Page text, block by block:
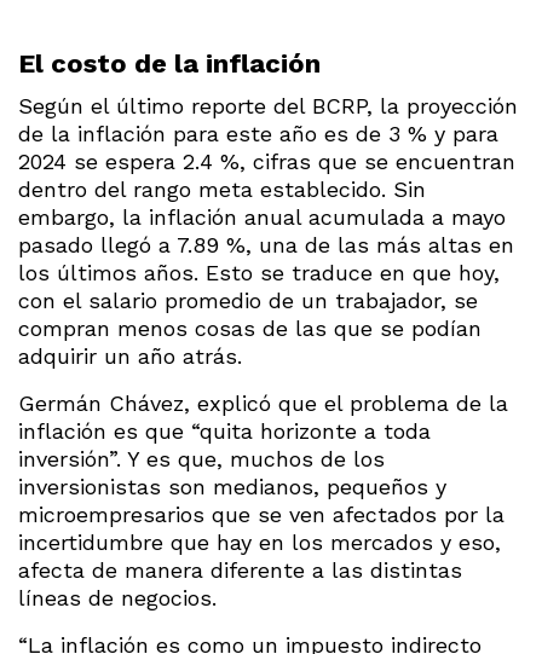
El costo de la inflación
Según el último reporte del BCRP, la proyección
de la inflación para este año es de 3 % y para
2024 se espera 2.4 %, cifras que se encuentran
dentro del rango meta establecido. Sin
embargo, la inflación anual acumulada a mayo
pasado llegó a 7.89 %, una de las más altas en
los últimos años. Esto se traduce en que hoy,
con el salario promedio de un trabajador, se
compran menos cosas de las que se podían
adquirir un año atrás.
Germán Chávez, explicó que el problema de la
inflación es que “quita horizonte a toda
inversión”. Y es que, muchos de los
inversionistas son medianos, pequeños y
microempresarios que se ven afectados por la
incertidumbre que hay en los mercados y eso,
afecta de manera diferente a las distintas
líneas de negocios.
“La inflación es como un impuesto indirecto